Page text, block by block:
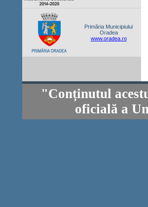
Primăria Municipiului
Oradea
www.oradea.ro
"Conținutul
oficială a